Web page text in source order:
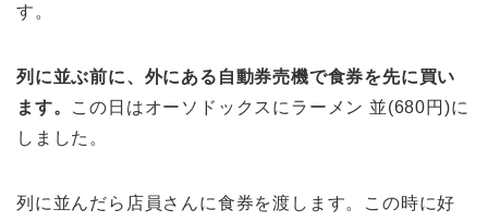
す。
列に並ぶ前に、外にある自動券売機で食券を先に買い
ます。 この日はオーソドックスにラーメン 並(680円)に
しました。
列に並んだら店員さんに食券を渡します。この時に好